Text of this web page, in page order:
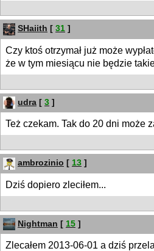
SHaiith [ 31 ]
Czy ktoś otrzymał już może
że w tym miesiącu nie będzie
udra [ 3 ]
Też czekam. Tak do 20 dni może
ambrozinio [ 13 ]
Dziś dopiero zleciłem...
Nightman [ 15 ]
Zlecałem 2013-06-01 a dziś